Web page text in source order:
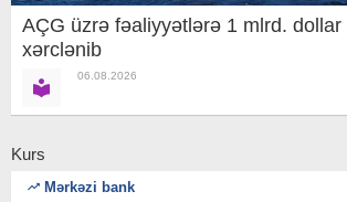
AÇG üzrə fəaliyyətlərə 1 mlrd. dollar
xərclənib
06.08.2026
Kurs
Mərkəzi bank